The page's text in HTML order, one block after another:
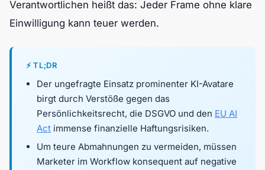
Verantwortlichen heißt das: Jeder Frame ohne klare
Einwilligung kann teuer werden.
⚡ TL;DR
Der ungefragte Einsatz prominenter KI-Avatare
birgt durch Verstöße gegen das
Persönlichkeitsrecht, die DSGVO und den EU AI
Act immense finanzielle Haftungsrisiken.
Um teure Abmahnungen zu vermeiden, müssen
Marketer im Workflow konsequent auf negative